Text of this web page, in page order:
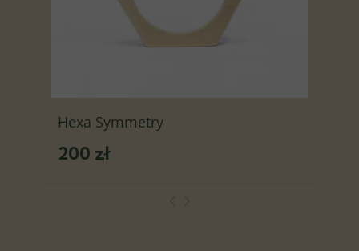
Hexa Symmetry
200 zł